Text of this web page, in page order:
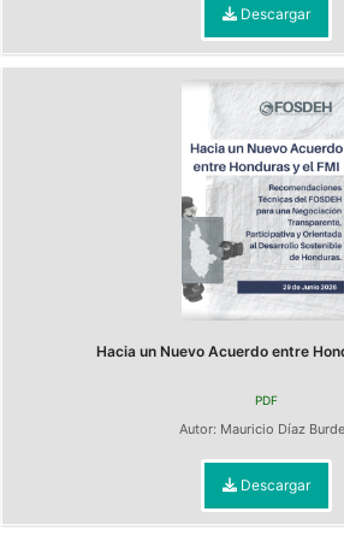
Descargar
Hacia un Nuevo Acuerdo entre
PDF
Autor: Mauricio Díaz
Descargar